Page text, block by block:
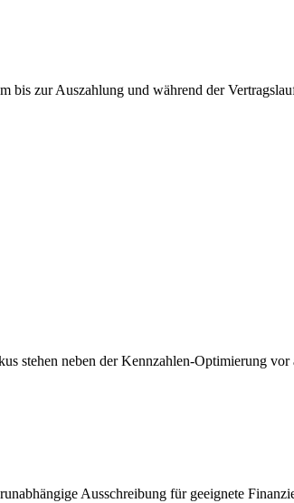
bis zur Auszahlung und während der
stehen neben der Kennzahlen-Optimierung
Ausschreibung für geeignete